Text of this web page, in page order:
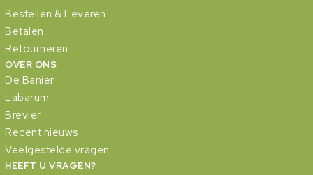
Bestellen & Leveren
Betalen
Retourneren
OVER ONS
De Banier
Labarum
Brevier
Recent nieuws
Veelgestelde vragen
HEEFT U VRAGEN?